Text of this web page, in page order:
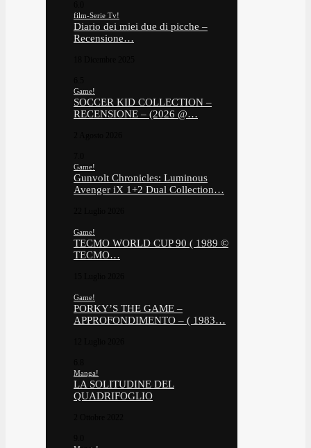
film-Serie Tv!
Diario dei miei due di picche –
Recensione…
Game!
SOCCER KID COLLECTION –
RECENSIONE – (2026 @…
Game!
Gunvolt Chronicles: Luminous
Avenger iX 1+2 Dual Collection…
Game!
TECMO WORLD CUP 90 ( 1989 ©
TECMO…
Game!
PORKY’S THE GAME –
APPROFONDIMENTO – ( 1983…
Manga!
LA SOLITUDINE DEL
QUADRIFOGLIO